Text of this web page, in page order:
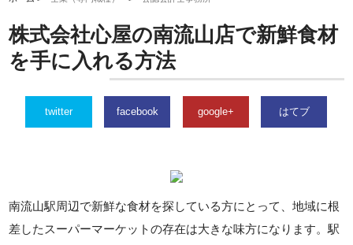
株式会社心屋の南流山店で新鮮食材
を手に入れる方法
twitter facebook google+ はてブ
南流山駅周辺で新鮮な食材を探している方にとって、地域に根
差したスーパーマーケットの存在は大きな味方になります。駅